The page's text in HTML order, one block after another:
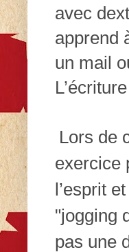
avec
apprend
un mail
Lors de
exercice
l’esprit
"jogging
pas une